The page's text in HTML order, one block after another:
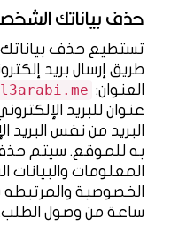
حذف بياناتك
تستطيع حذف
طريق إرسال بريد
العنوان:
عنوان للبريد
البريد من نفس
به للموقع. سيتم
المعلومات
ساعة من وصول